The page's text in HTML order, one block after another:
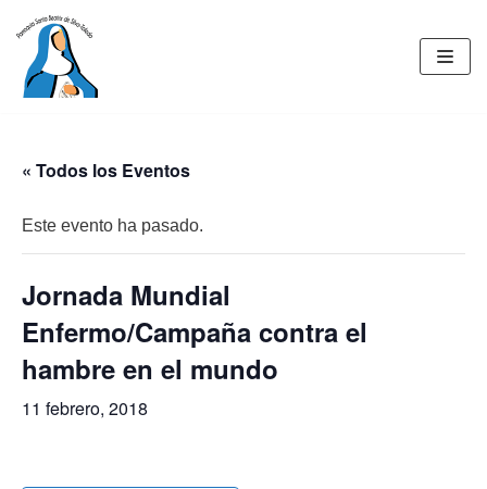
Saltar
contenido
« Todos los Eventos
Este evento ha pasado.
Jornada Mundial
Enfermo/Campaña contra el
hambre en el mundo
11 febrero, 2018